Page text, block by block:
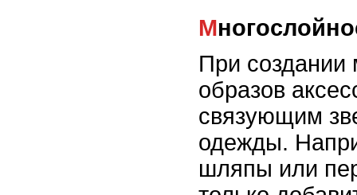
При создании
образов
связующим
одежды.
шляпы или